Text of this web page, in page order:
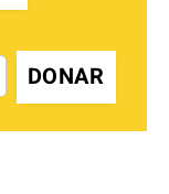
DONAR